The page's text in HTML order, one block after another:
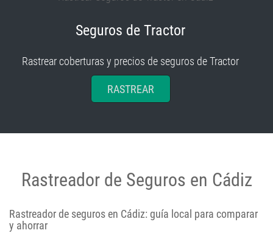
Seguros de Tractor
Rastrear coberturas y precios de seguros de Tractor
RASTREAR
Rastreador de Seguros en Cádiz
Rastreador de seguros en Cádiz: guía local para comparar
y ahorrar